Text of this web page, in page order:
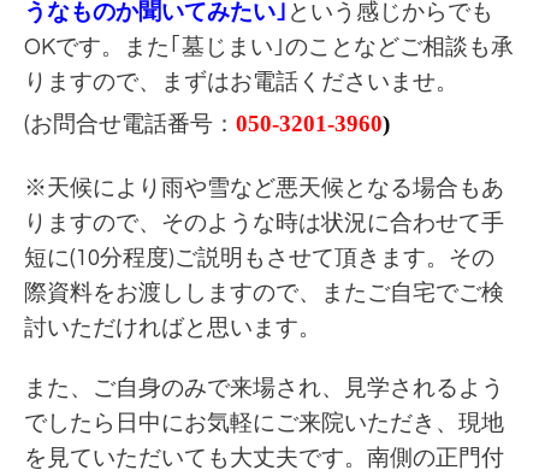
うなものか聞いてみたい｣ という感じからでも
OKです。また｢墓じまい｣のことなどご相談も承
りますので、まずはお電話くださいませ。
(お問合せ電話番号： 050-3201-3960)
※天候により雨や雪など悪天候となる場合もあ
りますので、そのような時は状況に合わせて手
短に(10分程度)ご説明もさせて頂きます。その
際資料をお渡ししますので、またご自宅でご検
討いただければと思います。
また、ご自身のみで来場され、見学されるよう
でしたら日中にお気軽にご来院いただき、現地
を見ていただいても大丈夫です。 南側の正門付